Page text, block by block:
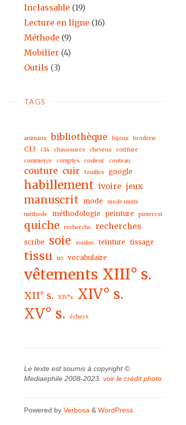
Inclassable (19)
Lecture en ligne (16)
Méthode (9)
Mobilier (4)
Outils (3)
TAGS
animaux bibliothèque bijoux broderie
C13 C14 chaussures cheveux
coiffure
commerce
comptes couleur couteau
couture cuir fouilles google
habillement ivoire jeux
manuscrit mode
mode mixte
méthode
méthodologie peinture pinterest
quiche recherche recherches
scribe soie soulier teinture tissage
tissu tri vocabulaire
vêtements XIII° s.
XII° s. XIV°s
XIV° s.
XV° s.
échecs
Le texte est soumis à copyright ©
Mediaephile 2008-2023. voir le crédit photo
Powered by Verbosa & WordPress